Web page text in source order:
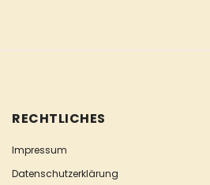
RECHTLICHES
Impressum
Datenschutzerklärung